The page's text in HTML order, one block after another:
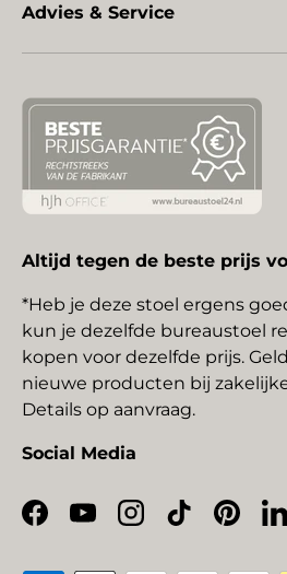
Advies & Service
Altijd tegen de beste prijs
*Heb je deze stoel ergens
kun je dezelfde bureaustoel
kopen voor dezelfde prijs.
nieuwe producten bij
Details op aanvraag.
Social Media
Facebook
YouTubeInstagram
TikTok